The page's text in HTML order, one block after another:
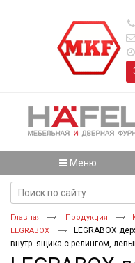
Меню
Главная Продукция
LEGRABOX
LEGRABOX
внутр. ящика с релингом,